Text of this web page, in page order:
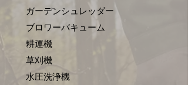
ガーデンシュレッダー
ブロワーバキューム
耕運機
草刈機
水圧洗浄機